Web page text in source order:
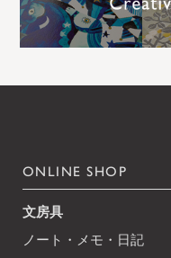
ONLINE SHOP
文房具
ノート・メモ・日記